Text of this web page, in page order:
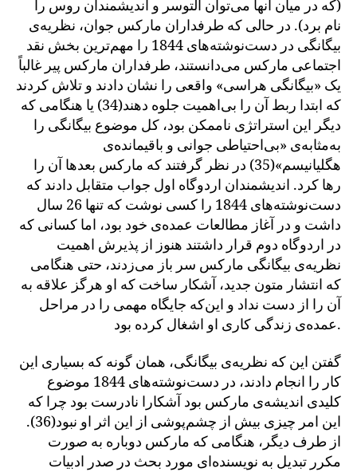
(که در میان آنها می‌توان آلتوسر و اندیشمندان روس را
نام برد). در حالی که طرفداران مارکس جوان، نظریه‌ی
بیگانگی در دست‌نوشته‌های 1844 را مهم‌ترین بخش نقد
اجتماعی مارکس می‌دانستند، طرفداران مارکس پیر غالباً
یک «بیگانگی هراسی» واقعی را نشان دادند و تلاش کردند
که ابتدا ربط آن را بی‌اهمیت جلوه دهند(34) یا هنگامی که
دیگر این استراتژی ناممکن بود، کل موضوع بیگانگی را
به‌مثابه‌ی «بی‌احتیاطی جوانی و باقیمانده‌ی
هگلیانیسم»(35) در نظر گرفتند که مارکس بعدها آن را
رها کرد. اندیشمندان اردوگاه اول جواب متقابل دادند که
دست‌نوشته‌های 1844 را کسی نوشت که تنها 26 سال
داشت و در آغاز مطالعات عمده‌ی خود بود، اما کسانی که
در اردوگاه دوم قرار داشتند هنوز از پذیرش اهمیت
نظریه‌ی بیگانگی مارکس سر باز می‌زدند، حتی هنگامی
که انتشار متون جدید، آشکار ساخت که او هرگز علاقه به
آن را از دست نداد و این‌که جایگاه مهمی را در مراحل
عمده‌ی زندگی کاری او اشغال کرده بود.
گفتن این که نظریه‌ی بیگانگی، همان گونه که بسیاری این
کار را انجام دادند، در دست‌نوشته‌های 1844 موضوع
کلیدی اندیشه‌ی مارکس بود آشکارا نادرست بود چرا که
این امر چیزی بیش از چشم‌پوشی از این اثر او نبود(36).
از طرف دیگر، هنگامی که مارکس دوباره به صورت
مکرر تبدیل به نویسنده‌ای مورد بحث در صدر ادبیات